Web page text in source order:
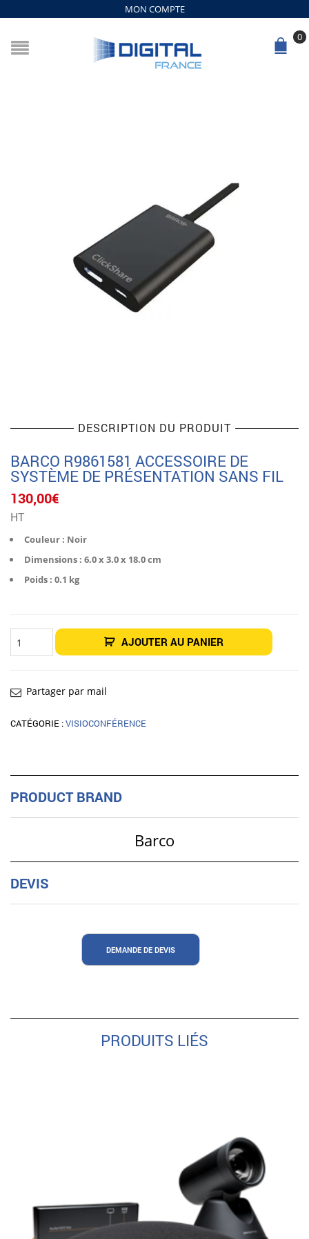
MON COMPTE
0
DESCRIPTION DU PRODUIT
BARCO R9861581 ACCESSOIRE DE
SYSTÈME DE PRÉSENTATION SANS FIL
130,00€
HT
Couleur : Noir
Dimensions : 6.0 x 3.0 x 18.0 cm
Poids : 0.1 kg
quantité
de
système
de
sans
fil
AJOUTER AU PANIER
Partager par mail
CATÉGORIE :VISIOCONFÉRENCE
PRODUCT BRAND
Barco
DEVIS
DEMANDE DE DEVIS
PRODUITS LIÉS